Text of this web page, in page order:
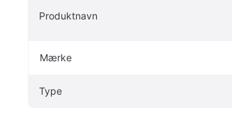
Produktnavn
Mærke
Type